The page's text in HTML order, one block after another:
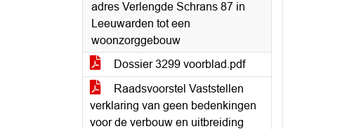
adres Verlengde Schrans 87 in
Leeuwarden tot een
woonzorggebouw
Dossier 3299 voorblad.pdf
Raadsvoorstel Vaststellen
verklaring van geen bedenkingen
voor de verbouw en uitbreiding